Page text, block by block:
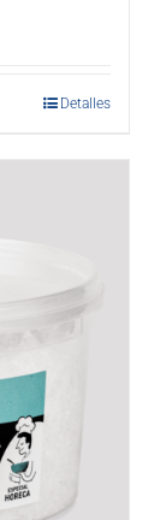
Detalles